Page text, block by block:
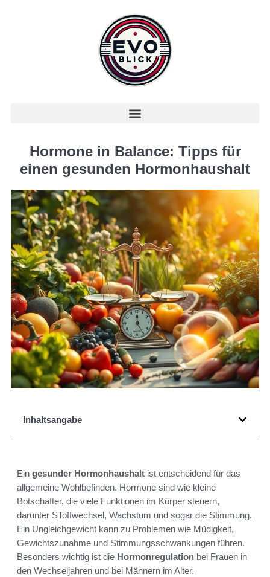
Hormone in Balance: Tipps für
einen gesunden Hormonhaushalt
Inhaltsangabe
Ein gesunder Hormonhaushalt ist entscheidend für das
allgemeine Wohlbefinden. Hormone sind wie kleine
Botschafter, die viele Funktionen im Körper steuern,
darunter SToffwechsel, Wachstum und sogar die Stimmung.
Ein Ungleichgewicht kann zu Problemen wie Müdigkeit,
Gewichtszunahme und Stimmungsschwankungen führen.
Besonders wichtig ist die Hormonregulation bei Frauen in
den Wechseljahren und bei Männern im Alter.